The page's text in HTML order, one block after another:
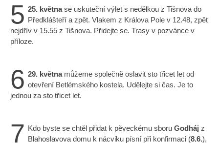
5 25. květnase uskuteční výlet s nedělkou z Tišnova do
Předklášteří a zpět. Vlakem z Králova Pole v 12.48, zpět
nejdřív v 15.55 z Tišnova. Přidejte se. Trasy v pozvánce v
příloze.
6 29. květnamůžeme společně oslavit sto třicet let od
otevření Betlémského kostela. Udělejte si čas. Je to
jednou za sto třicet let.
7 Kdo byste se chtěl přidat k pěveckému sboru Godháj z
Blahoslavova domu k nácviku písní při konfirmaci (8.6.),